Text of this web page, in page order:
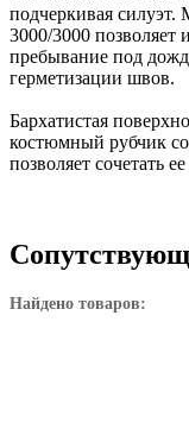
подчеркивая
3000/3000
пребывание под
герметизации швов.
Бархатистая
костюмный рубчик
позволяет сочетать
Найдено товаров: